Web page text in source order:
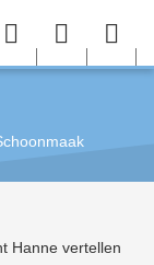
Menu User
Hanne vertellen